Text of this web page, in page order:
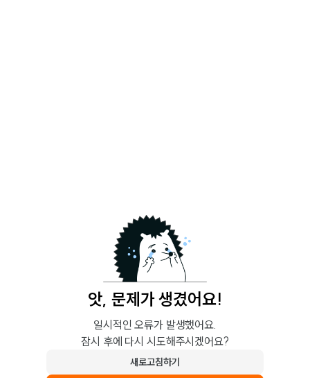
앗, 문제가 생겼어요!
일시적인 오류가 발생했어요.
잠시 후에 다시 시도해주시겠어요?
새로고침하기